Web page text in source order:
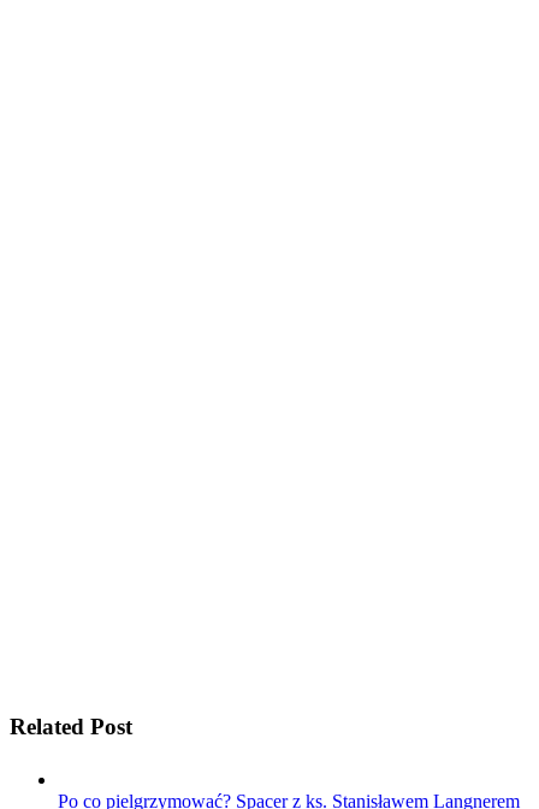
Related Post
Po co pielgrzymować? Spacer z ks. Stanisławem Langnerem